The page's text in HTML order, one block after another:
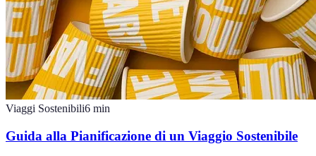
Viaggi Sostenibili6 min
Guida alla Pianificazione di un Viaggio Sostenibile